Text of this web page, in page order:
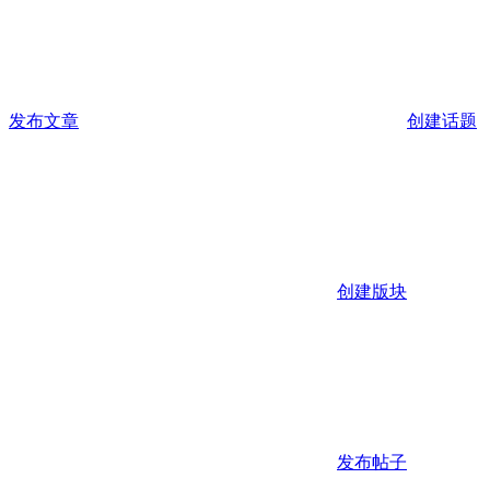
发布文章 创建话题
创建版块
发布帖子